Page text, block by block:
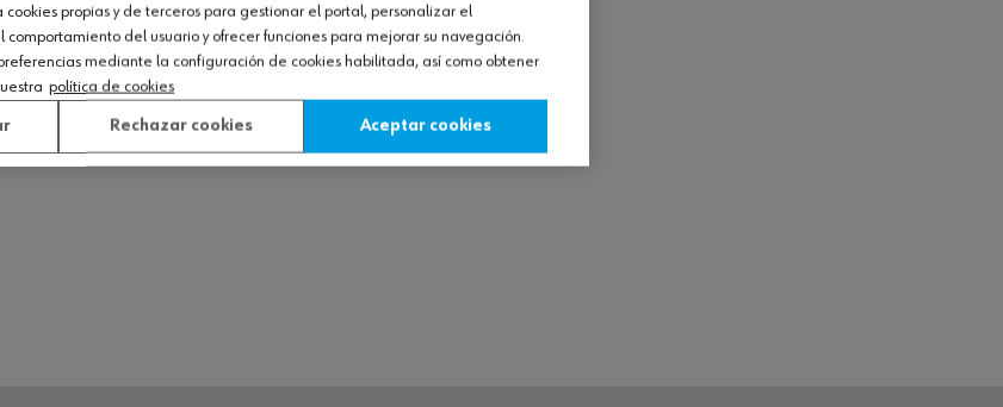
cookies propias y de terceros para gestionar el portal, personalizar el
del usuario y ofrecer funciones para mejorar su navegación.
mediante la configuración de cookies habilitada, así como obtener
política de cookies
Rechazar cookies Aceptar cookies